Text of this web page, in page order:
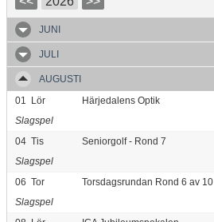
JUNI
JULI
AUGUSTI
01
Lör
Härjedalens Optik
Slagspel
04 Tis
Seniorgolf - Rond 7
Slagspel
06 Tor
Torsdagsrundan Rond 6 av 10
Slagspel